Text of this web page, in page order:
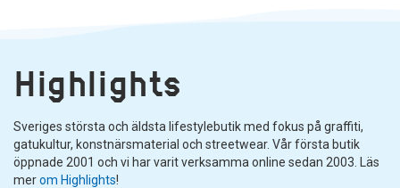
Highlights
Sveriges största och äldsta lifestylebutik med fokus på graffiti,
gatukultur, konstnärsmaterial och streetwear. Vår första butik
öppnade 2001 och vi har varit verksamma online sedan 2003. Läs
merom Highlights!